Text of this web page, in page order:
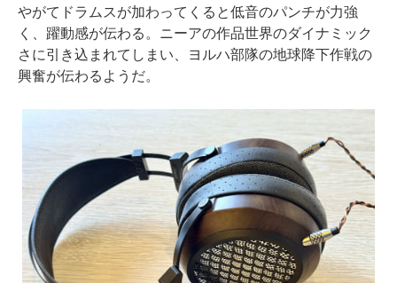
やがてドラムスが加わってくると低音のパンチが力強
く、躍動感が伝わる。ニーアの作品世界のダイナミック
さに引き込まれてしまい、ヨルハ部隊の地球降下作戦の
興奮が伝わるようだ。